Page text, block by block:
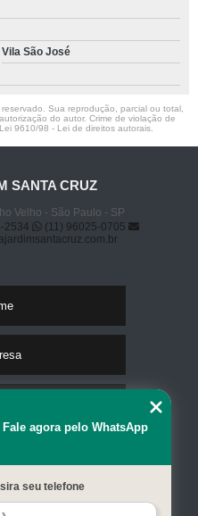
Vila São José
Sua reprodução, parcial ou total,
do autor. Crime de violação de
Lei 9610/98 - Lei de direitos autorais
SANTA CRUZ
Velho - São Paulo - SP
2534
(11) 96025-0705
Fale agora pelo WhatsApp
seu telefone